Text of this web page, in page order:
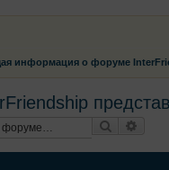
информация о форуме
Поиск